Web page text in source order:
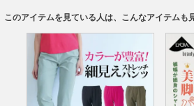
このアイテムを見ている人は、こんなアイテムも